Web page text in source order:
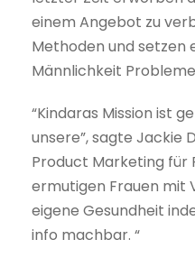
einem Angebot zu
Methoden und setzen
Männlichkeit
“Kindaras Mission ist
unsere”, sagte Jackie
Product Marketing für
ermutigen Frauen mit
eigene Gesundheit
info machbar. “